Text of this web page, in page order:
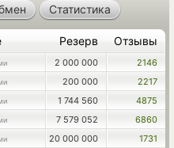
Статистика
Резерв Отзывы
2 000 000
2146
200 000
2217
1 744 560
4875
7 579 052
6860
20 000 000
1731